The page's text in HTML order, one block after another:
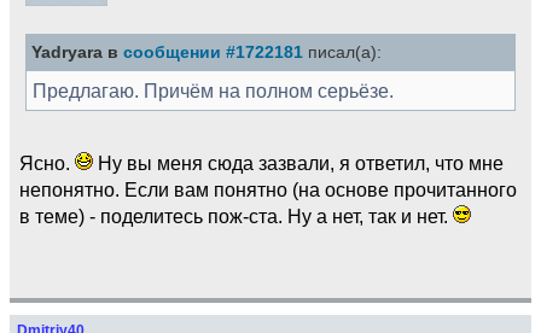
Yadryara в сообщении #1722181 писал(а):
Предлагаю. Причём на полном серьёзе.
Ясно.
Ну вы меня сюда зазвали, я ответил, что мне
непонятно. Если вам понятно (на основе прочитанного
в теме) - поделитесь пож-ста. Ну а нет, так и нет.